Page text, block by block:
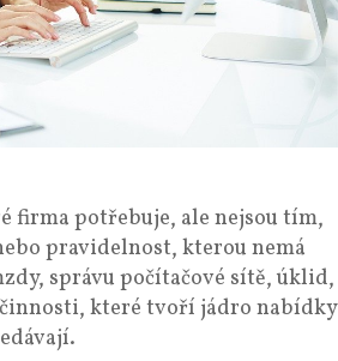
firma potřebuje, ale nejsou tím,
pravidelnost, kterou nemá
správu počítačové sítě, úklid,
činnosti, které tvoří jádro nabídky